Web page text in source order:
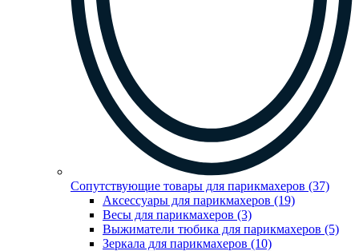
Сопутствующие товары для парикмахеров (37)
Аксессуары для парикмахеров (19)
Весы для парикмахеров (3)
Выжиматели тюбика для парикмахеров (5)
Зеркала для парикмахеров (10)